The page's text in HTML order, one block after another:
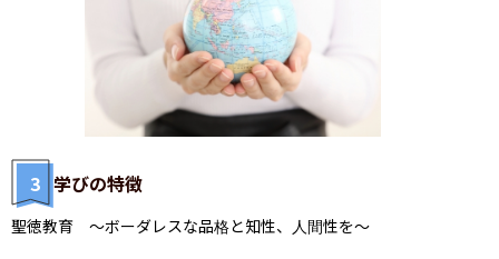
3 学びの特徴
聖徳教育　〜ボーダレスな品格と知性、人間性を〜